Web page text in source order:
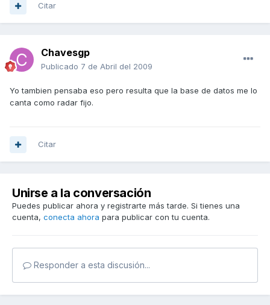
Citar
Chavesgp
Publicado 7 de Abril del 2009
Yo tambien pensaba eso pero resulta que la base de datos me lo
canta como radar fijo.
Citar
Unirse a la conversación
Puedes publicar ahora y registrarte más tarde. Si tienes una
cuenta, conecta ahora para publicar con tu cuenta.
Responder a esta discusión...